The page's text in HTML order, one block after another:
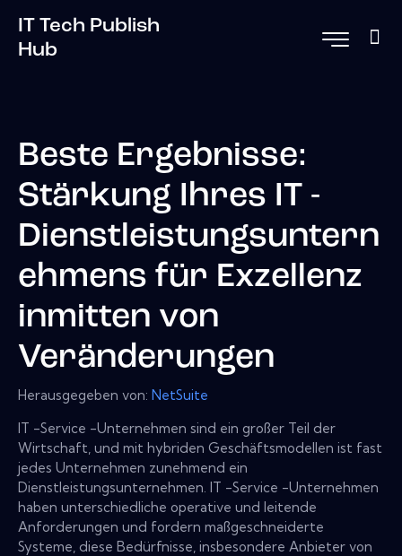
IT Tech Publish
Hub
Beste Ergebnisse:
Stärkung Ihres IT -
Dienstleistungsuntern
ehmens für Exzellenz
inmitten von
Veränderungen
Herausgegeben von: NetSuite
IT -Service -Unternehmen sind ein großer Teil der
Wirtschaft, und mit hybriden Geschäftsmodellen ist fast
jedes Unternehmen zunehmend ein
Dienstleistungsunternehmen. IT -Service -Unternehmen
haben unterschiedliche operative und leitende
Anforderungen und fordern maßgeschneiderte
Systeme, diese Bedürfnisse, insbesondere Anbieter von